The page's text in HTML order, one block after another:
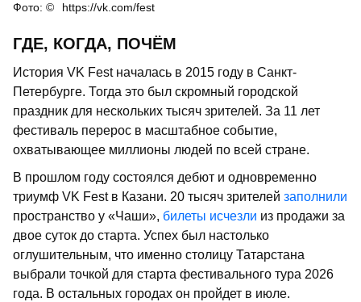
https://vk.com/fest
ГДЕ, КОГДА, ПОЧЁМ
История VK Fest началась в 2015 году в Санкт-
Петербурге. Тогда это был скромный городской
праздник для нескольких тысяч зрителей. За 11 лет
фестиваль перерос в масштабное событие,
охватывающее миллионы людей по всей стране.
В прошлом году состоялся дебют и одновременно
триумф VK Fest в Казани. 20 тысяч зрителей заполнили
пространство у «Чаши», билеты исчезли из продажи за
двое суток до старта. Успех был настолько
оглушительным, что именно столицу Татарстана
выбрали точкой для старта фестивального тура 2026
года. В остальных городах он пройдет в июле.